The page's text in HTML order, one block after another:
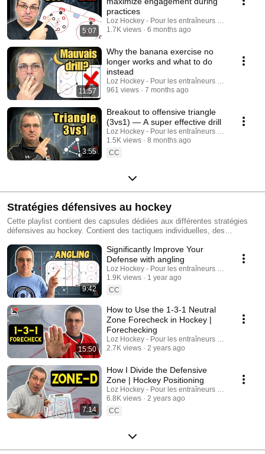
5:07
practices
Loz Hockey - Pour les entraîneurs au hockey
1.7K views
6 months ago
11:57
Why the banana exercise no
longer works and what to do
instead
Loz Hockey - Pour les entraîneurs au hockey
961 views
7 months ago
3:55
Breakout to offensive triangle
(3vs1) — A super effective drill
Loz Hockey - Pour les entraîneurs au hockey
1.5K views
8 months ago
CC
Stratégies défensives au hockey
Cette playlist contient des capsules dédiées aux différentes stratégies
défensives au hockey. Contient des tactiques individuelles, des
playlist est à propos de: steve lauzon, loz hockey, hockey, hockey
mineur, hockey québec, hockey canada, hockey france, stratégies
défensives au hockey, systèmes de jeu défensif au hockey, systèmes
de jeu au hockey, tactique individuelle défensive au hockey, tactique
collective défensive au hockey, positionnement au hockey, defensive
zone coverage)
9:42
Significantly Improve Your
Defense with angling
Loz Hockey - Pour les entraîneurs au hockey
1.9K views
1 year ago
CC
15:50
How to Use the 1-3-1 Neutral
Zone Forecheck in Hockey |
Forechecking
Loz Hockey - Pour les entraîneurs au hockey
2.7K views
2 years ago
7:14
How I Divide the Defensive
Zone | Hockey Positioning
Loz Hockey - Pour les entraîneurs au hockey
6.8K views
2 years ago
CC